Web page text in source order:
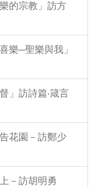
的宗教」訪方
樂─聖樂與我」
」訪詩篇‧箴言
花園－訪鄭少
－訪胡明勇